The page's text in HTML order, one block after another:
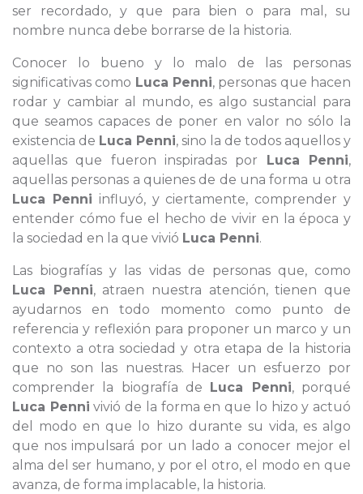
ser recordado, y que para bien o para mal, su
nombre nunca debe borrarse de la historia.
Conocer lo bueno y lo malo de las personas
significativas como Luca Penni, personas que hacen
rodar y cambiar al mundo, es algo sustancial para
que seamos capaces de poner en valor no sólo la
existencia de Luca Penni, sino la de todos aquellos y
aquellas que fueron inspiradas por Luca Penni,
aquellas personas a quienes de de una forma u otra
Luca Penni influyó, y ciertamente, comprender y
entender cómo fue el hecho de vivir en la época y
la sociedad en la que vivió Luca Penni.
Las biografías y las vidas de personas que, como
Luca Penni, atraen nuestra atención, tienen que
ayudarnos en todo momento como punto de
referencia y reflexión para proponer un marco y un
contexto a otra sociedad y otra etapa de la historia
que no son las nuestras. Hacer un esfuerzo por
comprender la biografía de Luca Penni, porqué
Luca Penni vivió de la forma en que lo hizo y actuó
del modo en que lo hizo durante su vida, es algo
que nos impulsará por un lado a conocer mejor el
alma del ser humano, y por el otro, el modo en que
avanza, de forma implacable, la historia.